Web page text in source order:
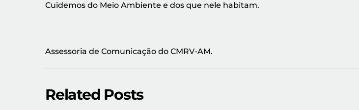
Cuidemos do Meio Ambiente e dos que nele habitam.
Assessoria de Comunicação do CMRV-AM.
Related Posts